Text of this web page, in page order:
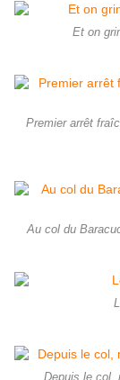
Et on
Premier arrêt
Au col du
Depuis le col,